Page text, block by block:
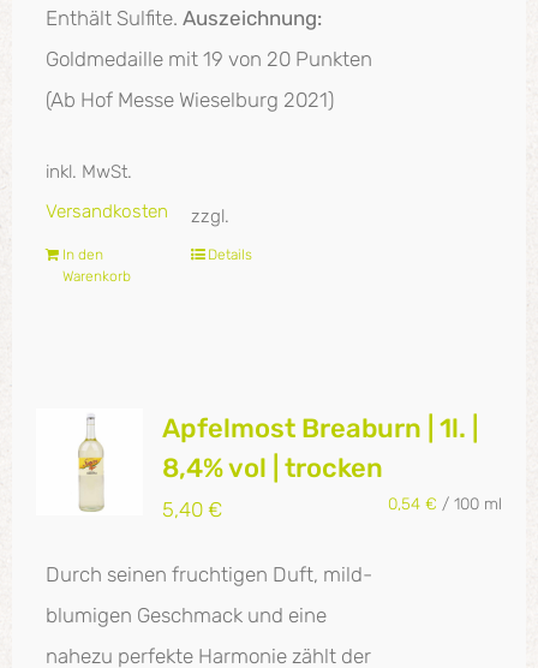
Enthält Sulfite. Auszeichnung:
Goldmedaille mit 19 von 20 Punkten
(Ab Hof Messe Wieselburg 2021)
inkl. MwSt.
zzgl.
Versandkosten
In den
Warenkorb
Details
Apfelmost Breaburn | 1l. |
8,4% vol | trocken
5,40 € 0,54 € / 100 ml
Durch seinen fruchtigen Duft, mild-
blumigen Geschmack und eine
nahezu perfekte Harmonie zählt der